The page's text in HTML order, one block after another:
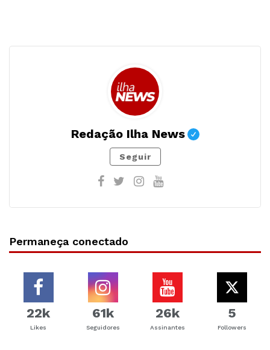
Redação Ilha News
Seguir
Permaneça conectado
22k
Likes
61k
Seguidores
26k
Assinantes
5
Followers